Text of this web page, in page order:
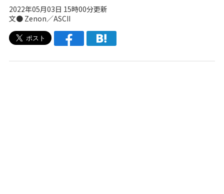
2022年05月03日 15時00分更新
文● Zenon／ASCII